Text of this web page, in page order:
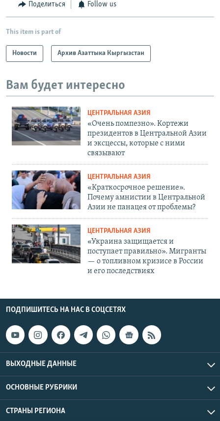
Поделиться Follow us
This item is part of
Новости Архив Азаттыка Кыргызстан
Вам будет интересно
ЦЕНТРАЛЬНАЯ АЗИЯ
«Очень помпезно». Кортежи
президентов в Центральной Азии
и эксцессы, которые с ними
связывают
ЦЕНТРАЛЬНАЯ АЗИЯ
«Краткосрочное решение».
Почему амнистии в Центральной
Азии не панацея от проблемы?
ЦЕНТРАЛЬНАЯ АЗИЯ
«Украина защищается и
поступает правильно». Мигранты
— о топливном кризисе в России
и его последствиях
ПОДПИШИТЕСЬ НА НАС В СОЦСЕТЯХ
ВЫХОДНЫЕ ДАННЫЕ
ОСНОВНЫЕ РУБРИКИ
СТРАНЫ РЕГИОНА